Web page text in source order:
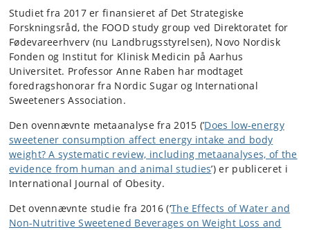
Studiet fra 2017 er finansieret af Det Strategiske
Forskningsråd, the FOOD study group ved Direktoratet for
Fødevareerhverv (nu Landbrugsstyrelsen), Novo Nordisk
Fonden og Institut for Klinisk Medicin på Aarhus
Universitet. Professor Anne Raben har modtaget
foredragshonorar fra Nordic Sugar og International
Sweeteners Association.
Den ovennævnte metaanalyse fra 2015 (’Does low-energy
sweetener consumption affect energy intake and body
weight? A systematic review, including metaanalyses, of the
evidence from human and animal studies’) er publiceret i
International Journal of Obesity.
Det ovennævnte studie fra 2016 (‘The Effects of Water and
Non-Nutritive Sweetened Beverages on Weight Loss and